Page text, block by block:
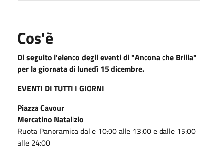
Cos'è
Di seguito l'elenco degli eventi di "Ancona che Brilla"
per la giornata di lunedì 15 dicembre.
EVENTI DI TUTTI I GIORNI
Piazza Cavour
Mercatino Natalizio
Ruota Panoramica dalle 10:00 alle 13:00 e dalle 15:00
alle 24:00